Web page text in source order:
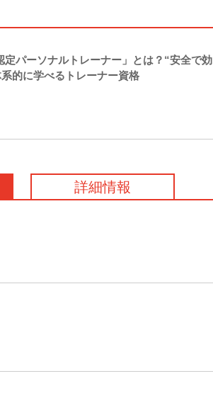
パーソナルトレーナー」とは？“安全で効
的に学べるトレーナー資格
詳細情報